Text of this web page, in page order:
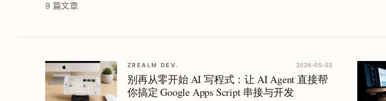
9 篇文章
ZREALM DEV. 2026-05-03
别再从零开始 AI 写程式：让 AI Agent 直接帮
你搞定 Google Apps Script 串接与开发